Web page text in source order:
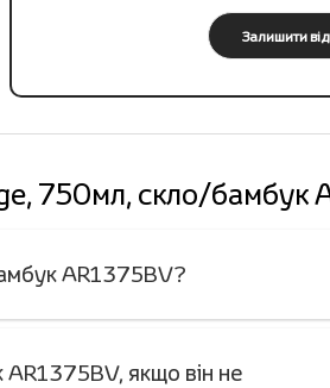
Залишити
750мл, скло/бамбук
AR1375BV?
якщо він не